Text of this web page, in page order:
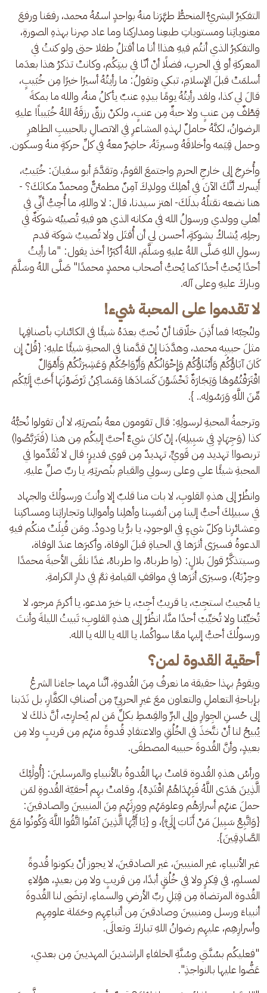
التفكيرُ البشريُّ المنحطُّ طهَّرَنا منهُ بواحدٍ اسمُهُ محمد، رفعَنا ورفعَ
معنوياتِنا ومستوياتِ طبعِنا ومداركِنا وما عاد صِرنا بهذهِ الصورةِ،
والتفكيرُ الذي أنتُم فيهِ هذا! أنا ما أقتلُ طفلا حتى ولو كنتُ في
المعركةِ أو في الحربِ، فضلًا أنْ أنّا في بيتِكُم، وكانتْ تذكرُ هذا بعدَما
أسلمَتْ قبلَ الإسلامِ، تبكي وتقولُ: ما رأيتُهُ أسيرًا خيرًا مِن خُبَيبٍ،
قالَ لي كذا، ولقد رأيتُهُ يومًا بيدِهِ عنبٌ يأكلُ منهُ، والله ما بمكةَ
قِطْفٌ مِن عنبٍ ولا حبةٌ مِن عنبٍ، ولكنْ رزقٌ رزقَهُ اللهُ خُبَيباً! عليهِ
الرضوانُ، لكنَّهُ حاملٌ لهذهِ المشاعرِ في الاتصالِ بالحبيبِ الطاهرِ
وحمل قِيَمه وأخلاقَهُ وسيرتَهُ، حاضِرٌ معهُ في كلِّ حركةٍ منهُ وسكون.
وأُخرِجَ إلى خارجِ الحرمِ واجتمعَ القومُ، وتقدَّمَ أبو سفيانَ: خُبَيبُ،
أَيسرك أنَّكَ الآنَ في أهلِكَ وولدِكَ آمِنٌ مطمئنٌّ ومحمدٌ مكانَكَ؟ -
هنا نضعه نقتلُهُ بدلَكَ- اهتز سيدنا، قال: لا واللهِ، ما أُحِبُّ أنِّي في
أهلي وولدي ورسولُ الله في مكانه الذي هو فيهِ تُصيبُه شوكةٌ في
رجلِهِ، يُشاكُ بشوكةٍ، أحسن لي أن أُقتَل ولا تُصيبُ شوكة قدم
رسولِ اللهِ صَلَّى اللهُ عليهِ وسَلَّمَ، اللهُ أكبَرُ! أخذ يقول: "ما رأيتُ
أحدًا يُحبُّ أحدًا كما يُحبُّ أصحاب محمدٍ محمدًا" صَلَّى اللهُ وسَلَّمَ
وباركَ عليهِ وعلى آله.
لا تقدموا على المحبة شيء!
ولنُحِبّه! فما أَذِنَ خلّاقنا أنْ نُحبَّ بعدَهُ شيئًا في الكائناتِ بأصنافِها
مثلَ حبيبِه محمد، وهدَّدَنا إنْ قدَّمنا في المحبةِ شيئًا عليهِ: {قُلْ إِن
كَانَ آبَاؤُكُمْ وَأَبْنَاؤُكُمْ وَإِخْوَانُكُمْ وَأَزْوَاجُكُمْ وَعَشِيرَتُكُمْ وَأَمْوَالٌ
اقْتَرَفْتُمُوهَا وَتِجَارَةٌ تَخْشَوْنَ كَسَادَهَا وَمَسَاكِنُ تَرْضَوْنَهَا أَحَبَّ إِلَيْكُم
مِّنَ اللَّهِ وَرَسُولِه.. }.
وترجمةُ المحبةِ لرسولِهِ: قال تقومون معهُ بنُصرتِهِ، لا أن تقولوا نُحبُّهُ
كذا (وَجِهَادٍ فِي سَبِيلِه)، إنْ كانَ شيءٌ أحبَّ إليكُم مِن هذا (فَتَرَبَّصُوا)
تربصوا! تهديد مِن قَويٍّ، تهديدٌ مِن قوي قديرٍ؛ قال لا تُقَدِّموا في
المحبةِ شيئًا علي وعلى رسولي والقيامِ بنُصرتِهِ، يا ربِّ صلِّ عليهِ.
وانظُرْ إلى هذهِ القلوبِ، لا بات منا قلبٌ إلا وأنتَ ورسولُكَ والجهاد
في سبيلِكَ أحبُّ إلينا مِن أنفسِنا وأهلِنا وأموالِنا وتجاراتِنا ومساكنِنا
وعشائرِنا وكلّ شيءٍ في الوجودِ، يا برُّ يا ودودُ. ومَن قُبِلَتْ منكُم فيهِ
الدعوةُ فسيرَى أثرَها في الحياةِ قبلَ الوفاة، وأكبرَها عندَ الوفاة،
وسيتذكَّرُ قولَ بلالٍ: (وا طرباهْ، وا طرباهْ، غدًا نلقَى الأحبةَ محمدًا
وحِزْبَهْ)، وسيرَى أثرَها في مواقفِ القيامةِ ثمَّ في دارِ الكرامةِ.
يا مُجيبُ استجِبْ، يا قريبُ أجِبْ، يا خيرَ مدعو، يا أكرمَ مرجو، لا
تُخيِّبْنا ولا تُخيِّبْ أحدًا منَّا، انظُرْ إلى هذهِ القلوبِ؛ تَبيتُ الليلةَ وأنتَ
ورسولُكَ أحبُّ إليها ممَّا سواكُما، يا الله يا الله يا الله.
أحقية القدوة لمن؟
ويقومُ بهذا حقيقة ما نعرفُ مِنَ القُدوةِ، أنَّنا مهما جاءَنا الشرعُ
بإباحةِ التعاملِ والتعاون معَ غيرِ الحربيِّ مِن أصنافِ الكفَّارِ، بل نَدَبنا
إلى حُسنِ الجِوارِ وإلى البرِّ والقِسْطِ بكلِّ مَن لم يُحارِبْ، أنَّ ذلكَ لا
يُبيحُ لنا أنْ نتَّخذَ في الخُلُقِ والاعتقادِ قُدوةً منهُم مِن قريبٍ ولا مِن
بعيدٍ، وأنَّ القُدوةَ حبيبه المصطفَى.
ورأسُ هذهِ القُدوة قامتْ بها القُدوةُ بالأنبياءِ والمرسلينَ: {أُولَٰئِكَ
الَّذِينَ هَدَى اللَّهُ فَبِهُدَاهُمُ اقْتَدِهْ}، وقامتْ بهِم أحقيّة القُدوةِ لمَن
حملَ عنهُم أسرارَهُم وعلومَهُم وورِثَهُم مِنَ المنيبينَ والصادقينَ:
{وَاتَّبِعْ سَبِيلَ مَنْ أَنَابَ إِلَيَّ}، و {يَا أَيُّهَا الَّذِينَ آمَنُوا اتَّقُوا اللَّهَ وَكُونُوا مَعَ
الصَّادِقِينَ}.
غير الأنبياءِ، غير المنيبينَ، غير الصادقينَ، لا يجوز أنْ يكونوا قُدوةً
لمسلمٍ، في فِكرٍ ولا في خُلُقٍ أبدًا، مِن قريبٍ ولا مِن بعيدٍ، هؤلاءِ
القُدوة المرتضاة مِن قِبَلِ ربِّ الأرضِ والسماءِ، ارتضَى لنا القُدوةَ
أنبياءَ ورسل ومنيبينَ وصادقينَ مِن أتباعِهِم وحَمَلة علومِهِم
وأسرارِهِم، عليهِم رضوانُ اللهِ تباركَ وتعالَى.
"فعليكُم بسُنَّتي وسُنَّةِ الخلفاءِ الراشدينَ المهديينَ مِن بعدي،
عَضُّوا عليها بالنواجذِ".